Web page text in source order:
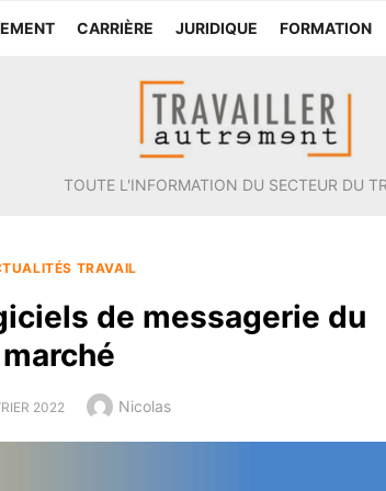
CARRIÈRE JURIDIQUE FORMATION
TOUTE L'INFORMATION DU SECTEUR DU
TRAVAIL
de messagerie du
marché
2022 Author
Nicolas